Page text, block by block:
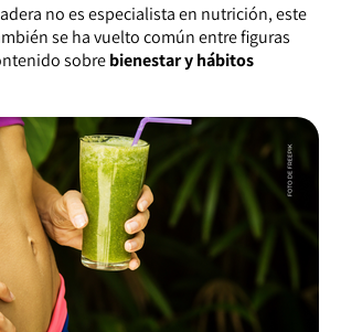
no es especialista en nutrición, este
se ha vuelto común entre figuras
sobrebienestar y hábitos